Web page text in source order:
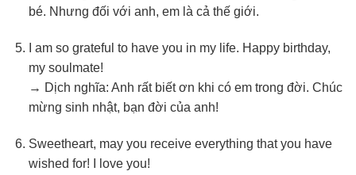
bé. Nhưng đối với anh, em là cả thế giới.
I am so grateful to have you in my life. Happy birthday,
my soulmate!
→ Dịch nghĩa: Anh rất biết ơn khi có em trong đời. Chúc
mừng sinh nhật, bạn đời của anh!
Sweetheart, may you receive everything that you have
wished for! I love you!